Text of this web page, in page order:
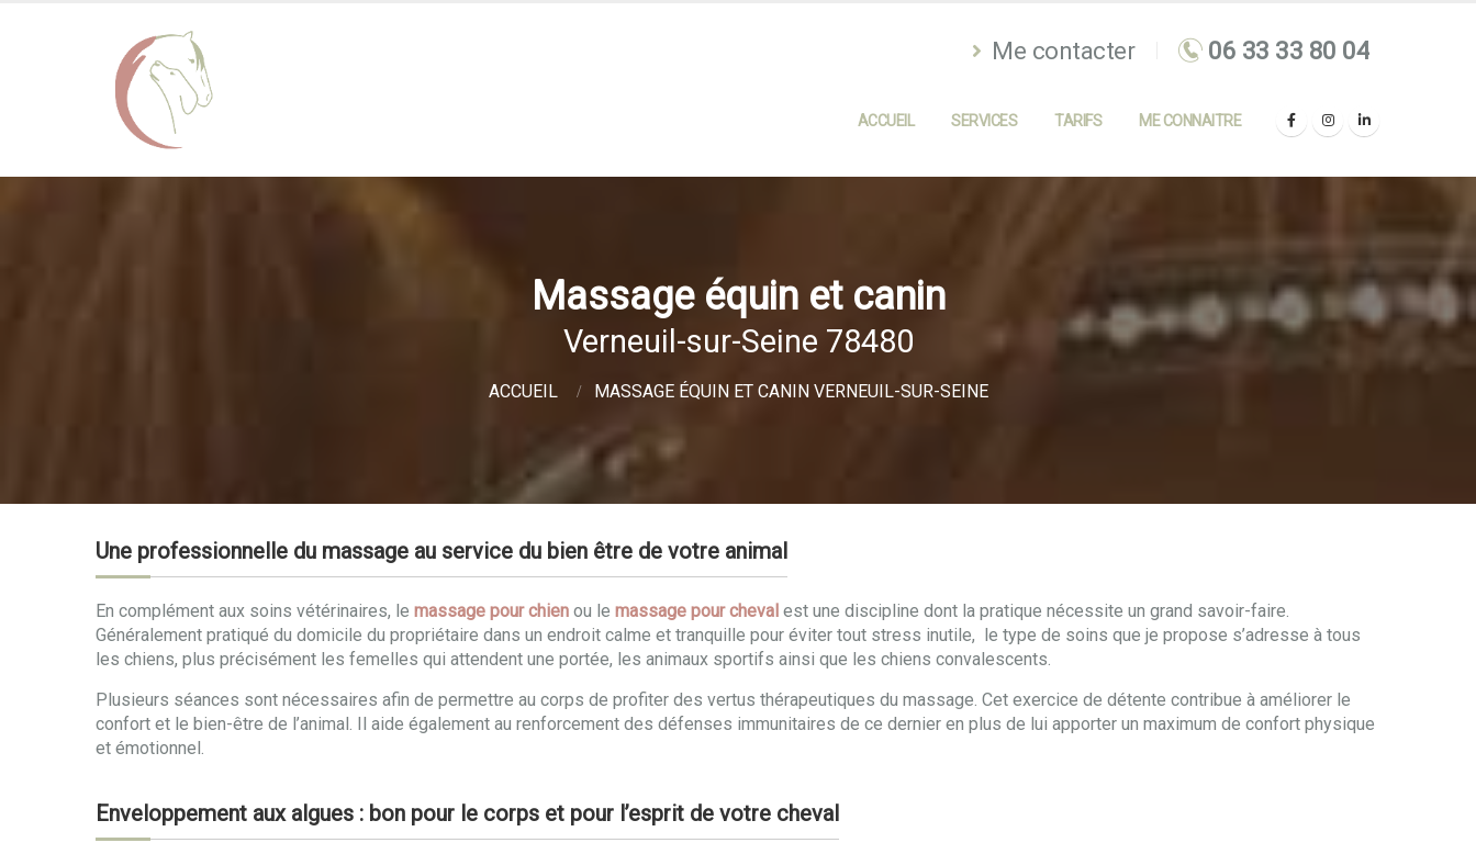
Me contacter
ACCUEIL SERVICES TARIFS ME CONNAITRE
Massage équin et canin
Verneuil-sur-Seine 78480
ACCUEIL MASSAGE ÉQUIN ET CANIN VERNEUIL-SUR-SEINE
Une professionnelle du massage au service du bien être de votre animal
En complément aux soins vétérinaires, le massage pour chien ou le massage pour cheval est une discipline dont la pratique nécessite un grand savoir-faire.
Généralement pratiqué du domicile du propriétaire dans un endroit calme et tranquille pour éviter tout stress inutile, le type de soins que je propose s’adresse à tous
les chiens, plus précisément les femelles qui attendent une portée, les animaux sportifs ainsi que les chiens convalescents.
Plusieurs séances sont nécessaires afin de permettre au corps de profiter des vertus thérapeutiques du massage. Cet exercice de détente contribue à améliorer le
confort et le bien-être de l’animal. Il aide également au renforcement des défenses immunitaires de ce dernier en plus de lui apporter un maximum de confort physique
et émotionnel.
Enveloppement aux algues : bon pour le corps et pour l’esprit de votre cheval